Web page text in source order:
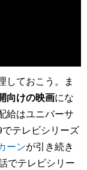
しておこう。ま
向けの映画にな
給はユニバーサ
テレビシリーズ
ーンが引き続き
でテレビシリー